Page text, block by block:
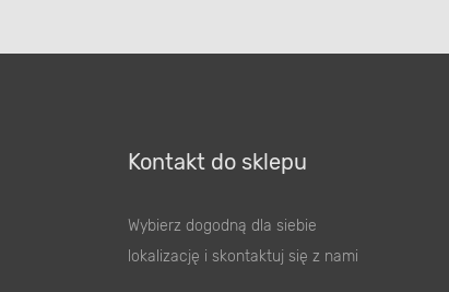
Kontakt do sklepu
Wybierz dogodną dla siebie
lokalizację i skontaktuj się z nami